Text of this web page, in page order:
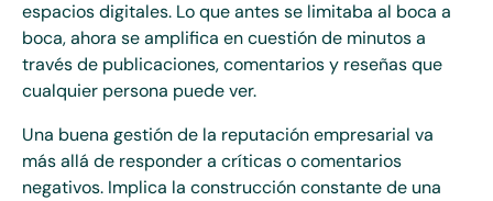
espacios digitales. Lo que antes se limitaba al boca a
boca, ahora se amplifica en cuestión de minutos a
través de publicaciones, comentarios y reseñas que
cualquier persona puede ver.
Una buena gestión de la reputación empresarial va
más allá de responder a críticas o comentarios
negativos. Implica la construcción constante de una